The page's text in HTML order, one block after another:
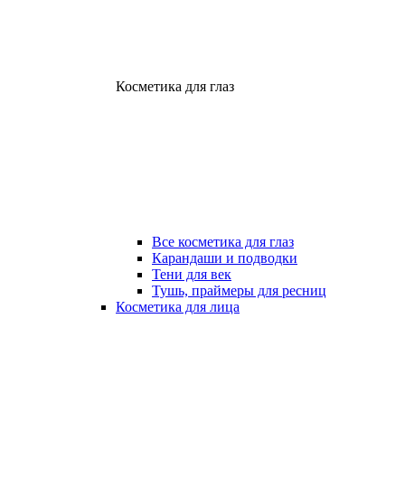
Косметика для глаз
Все косметика для глаз
Карандаши и подводки
Тени для век
Тушь, праймеры для ресниц
Косметика для лица